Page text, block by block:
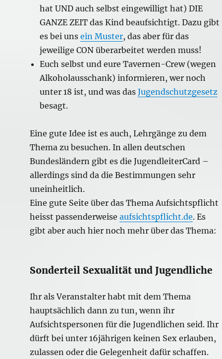
hat UND auch selbst eingewilligt hat) DIE
GANZE ZEIT das Kind beaufsichtigt. Dazu gibt
es bei uns ein Muster, das aber für das
jeweilige CON überarbeitet werden muss!
Euch selbst und eure Tavernen-Crew (wegen
Alkoholausschank) informieren, wer noch
unter 18 ist, und was das Jugendschutzgesetz
besagt.
Eine gute Idee ist es auch, Lehrgänge zu dem
Thema zu besuchen. In allen deutschen
Bundesländern gibt es die JugendleiterCard –
allerdings sind da die Bestimmungen sehr
uneinheitlich.
Eine gute Seite über das Thema Aufsichtspflicht
heisst passenderweise aufsichtspflicht.de. Es
gibt aber auch hier noch mehr über das Thema:
Sonderteil Sexualität und Jugendliche
Ihr als Veranstalter habt mit dem Thema
hauptsächlich dann zu tun, wenn ihr
Aufsichtspersonen für die Jugendlichen seid. Ihr
dürft bei unter 16jährigen keinen Sex erlauben,
zulassen oder die Gelegenheit dafür schaffen.